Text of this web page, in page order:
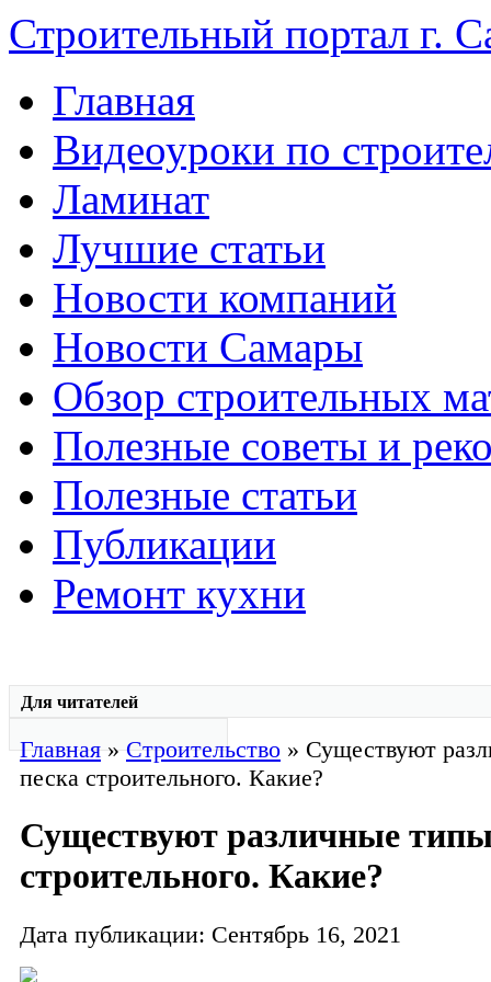
Строительный портал г.
Главная
Видеоуроки по
Ламинат
Лучшие статьи
Новости компаний
Новости Самары
Обзор строительных
Полезные советы и
Полезные статьи
Публикации
Ремонт кухни
Для читателей
Главная»Строительство » Существуют
песка строительного. Какие?
Существуют различные
строительного. Какие?
Дата публикации: Сентябрь 16, 2021